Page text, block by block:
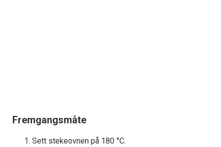
Fremgangsmåte
Sett stekeovnen på 180 °C.